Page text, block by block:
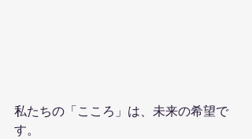
私たちの「こころ」は、未来の希望で
す。